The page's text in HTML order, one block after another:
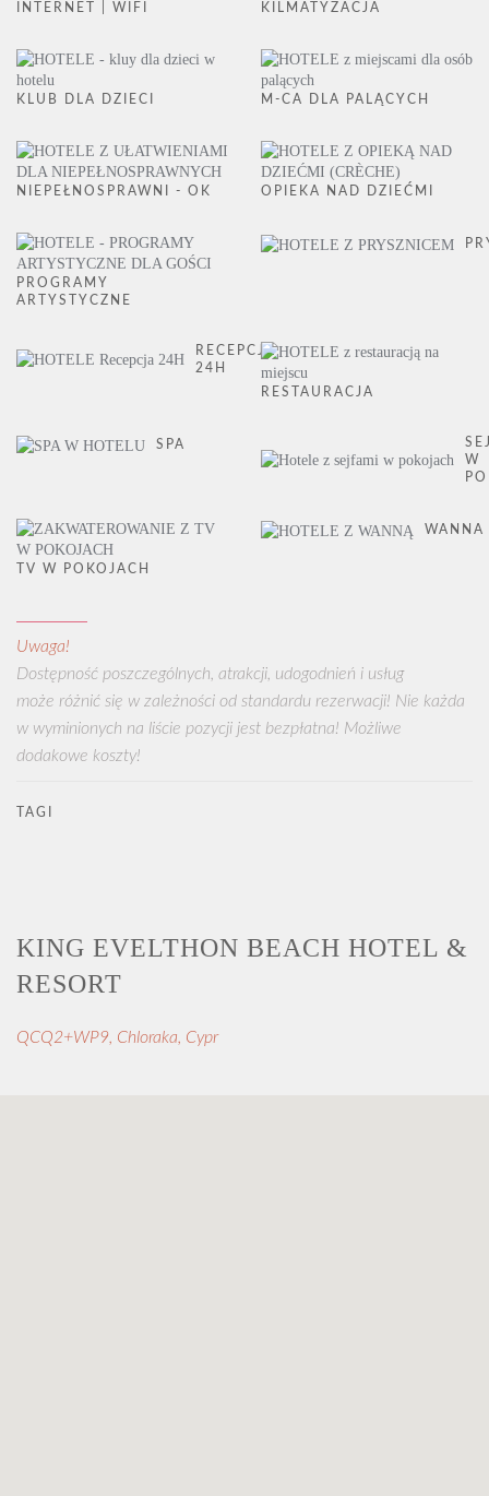
INTERNET | WIFI KILMATYZACJA
KLUB DLA DZIECI M-CA DLA PALĄCYCH
NIEPEŁNOSPRAWNI - OK OPIEKA NAD DZIEĆMI
PROGRAMY
ARTYSTYCZNE
RECEPCJA
24H
RESTAURACJA
SPA
W
TV W POKOJACH
WANNA
Uwaga!
Dostępność poszczególnych, atrakcji, udogodnień i usług
może różnić się w zależności od standardu rezerwacji! Nie każda
w wyminionych na liście pozycji jest bezpłatna! Możliwe
dodakowe koszty!
TAGI
KING EVELTHON BEACH HOTEL &
RESORT
QCQ2+WP9, Chloraka, Cypr